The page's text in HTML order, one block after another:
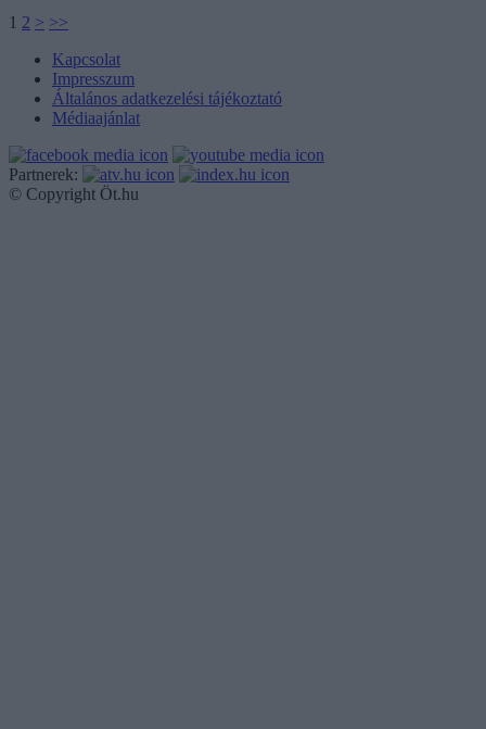
1 2 > >>
Kapcsolat
Impresszum
Általános adatkezelési tájékoztató
Médiaajánlat
Partnerek:
© Copyright Öt.hu